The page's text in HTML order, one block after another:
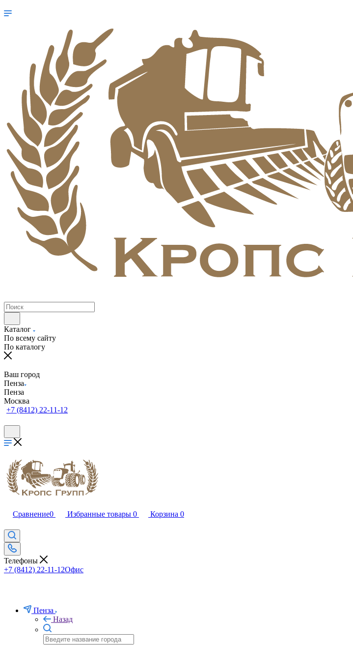
Каталог
По всему сайту
По каталогу
Ваш город
Пенза
Пенза
Москва
+7 (8412) 22-11-12
Сравнение0 Избранные товары 0 Корзина 0
Телефоны
+7 (8412) 22-11-12Офис
Пенза
Назад